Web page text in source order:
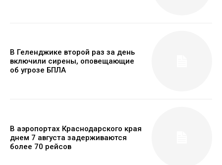
В Геленджике второй раз за день
включили сирены, оповещающие
об угрозе БПЛА
В аэропортах Краснодарского края
днем 7 августа задерживаются
более 70 рейсов